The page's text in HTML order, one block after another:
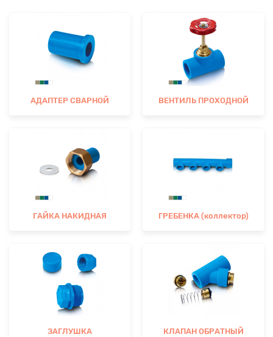
АДАПТЕР СВАРНОЙ ВЕНТИЛЬ ПРОХОДНОЙ
ГАЙКА НАКИДНАЯ ГРЕБЕНКА (коллектор)
ЗАГЛУШКА КЛАПАН ОБРАТНЫЙ